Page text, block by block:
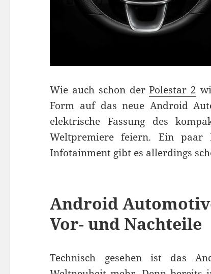
Wie auch schon derPolestar 2
Form auf das neue Android
elektrische Fassung des
Weltpremiere feiern. Ein paar
Infotainment gibt es allerdings
Android
Vor- und Nachteile
Technisch gesehen ist das